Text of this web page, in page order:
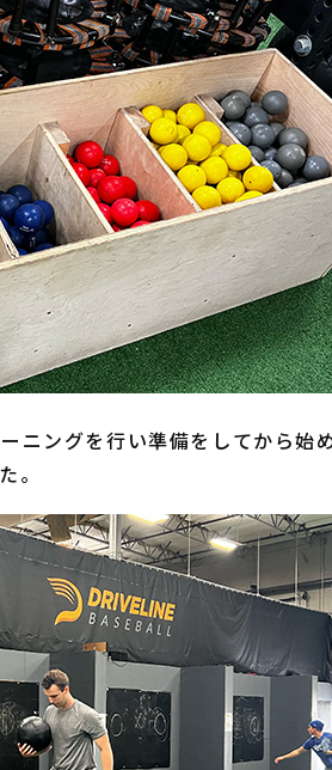
ニングを行い準備をしてから始
。